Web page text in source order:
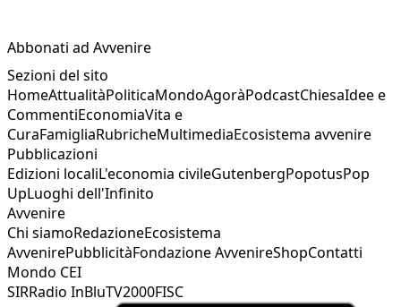
Abbonati ad Avvenire
Sezioni del sito
HomeAttualitàPoliticaMondoAgoràPodcastChiesaIdee e
CommentiEconomiaVita e
CuraFamigliaRubricheMultimediaEcosistema avvenire
Pubblicazioni
Edizioni localiL'economia civileGutenbergPopotusPop
UpLuoghi dell'Infinito
Avvenire
Chi siamoRedazioneEcosistema
AvvenirePubblicitàFondazione AvvenireShopContatti
Mondo CEI
SIRRadio InBluTV2000FISC